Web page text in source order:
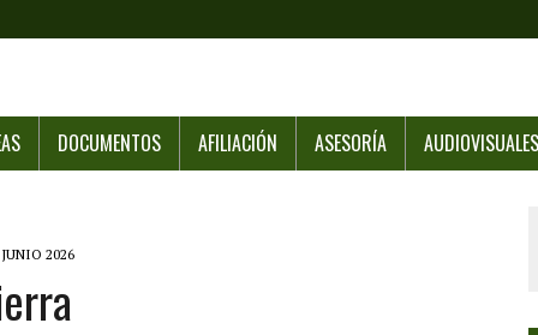
DOCUMENTOS AFILIACIÓN ASESORÍA AUDIOVISUALES
2026